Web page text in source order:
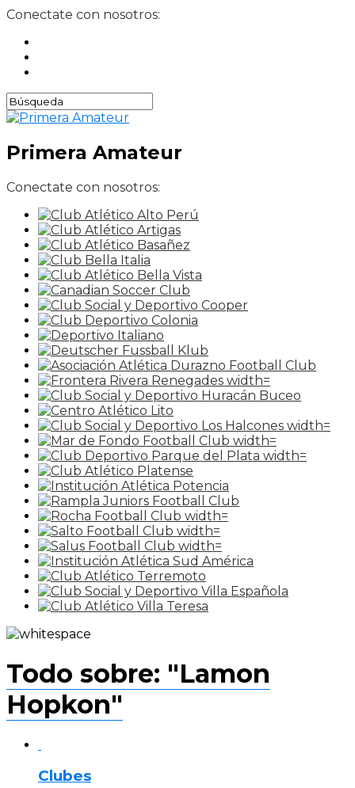
Conectate con nosotros:
Primera Amateur
Conectate con nosotros:
Todo sobre: "Lamon
Hopkon"
Clubes